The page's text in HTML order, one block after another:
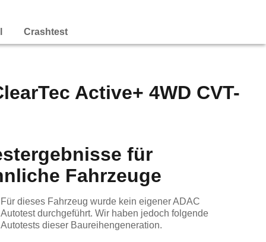
Crashtest
Active+ 4WD CVT-
für
Fahrzeuge
Für dieses Fahrzeug wurde kein eigener ADAC
Autotest durchgeführt. Wir haben jedoch folgende
Autotests dieser Baureihengeneration.